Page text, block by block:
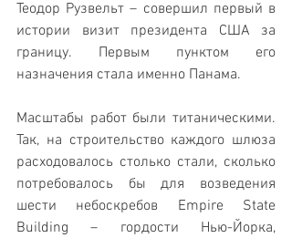
Теодор Рузвельт – совершил первый в
истории визит президента США за
границу. Первым пунктом его
назначения стала именно Панама.
Масштабы работ были титаническими.
Так, на строительство каждого шлюза
расходовалось столько стали, сколько
потребовалось бы для возведения
шести небоскребов Empire State
Building – гордости Нью-Йорка,